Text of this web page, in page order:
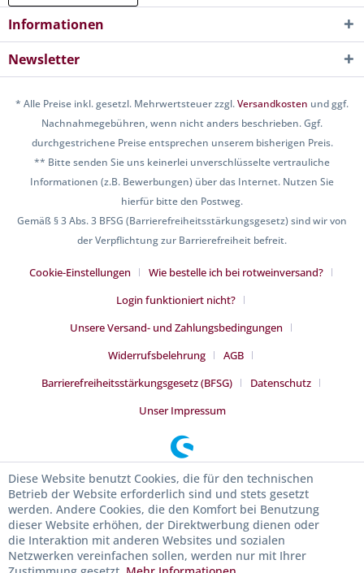
Informationen
Newsletter
* Alle Preise inkl. gesetzl. Mehrwertsteuer zzgl.Versandkosten und ggf.
Nachnahmegebühren, wenn nicht anders beschrieben. Ggf.
durchgestrichene Preise entsprechen unserem bisherigen Preis.
** Bitte senden Sie uns keinerlei unverschlüsselte vertrauliche
Informationen (z.B. Bewerbungen) über das Internet. Nutzen Sie
hierfür bitte den Postweg.
Gemäß § 3 Abs. 3 BFSG (Barrierefreiheitsstärkungsgesetz) sind wir von
der Verpflichtung zur Barrierefreiheit befreit.
Cookie-Einstellungen
Wie bestelle ich bei rotweinversand?
Login funktioniert nicht?
Unsere Versand- und Zahlungsbedingungen
Widerrufsbelehrung
AGB
Barrierefreiheitsstärkungsgesetz (BFSG)
Datenschutz
Unser Impressum
Diese Website benutzt Cookies, die für den technischen
Betrieb der Website erforderlich sind und stets gesetzt
werden. Andere Cookies, die den Komfort bei Benutzung
dieser Website erhöhen, der Direktwerbung dienen oder
die Interaktion mit anderen Websites und sozialen
Netzwerken vereinfachen sollen, werden nur mit Ihrer